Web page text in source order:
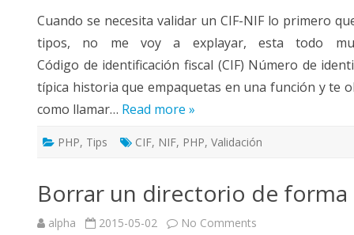
NIF
Cuando se necesita validar un CIF-NIF lo primero
tipos, no me voy a explayar, esta todo
Código de identificación fiscal (CIF) Número de
típica historia que empaquetas en una función y te
como llamar… Read more »
PHP, Tips CIF, NIF, PHP,Validación
Borrar un directorio de forma
alpha 2015-05-02 No Comments